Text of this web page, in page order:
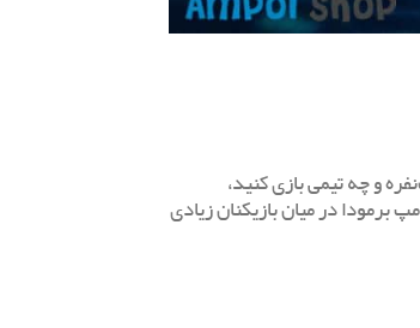
و چه تیمی بازی کنید،
در میان بازیکنان زیادی